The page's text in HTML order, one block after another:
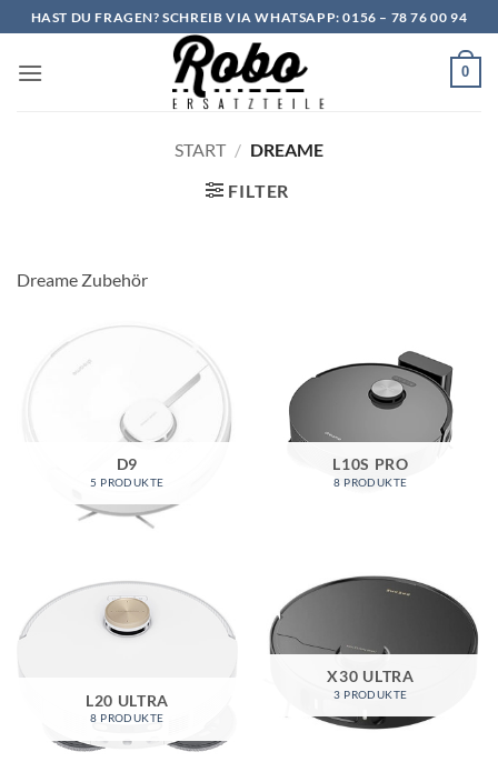
Zum
Inhalt
springen
HAST DU FRAGEN? SCHREIB VIA WHATSAPP: 0156 – 78 76 00 94
0
START / DREAME
FILTER
Dreame Zubehör
D9
5 PRODUKTE
L10S PRO
8 PRODUKTE
L20 ULTRA
8 PRODUKTE
X30 ULTRA
3 PRODUKTE